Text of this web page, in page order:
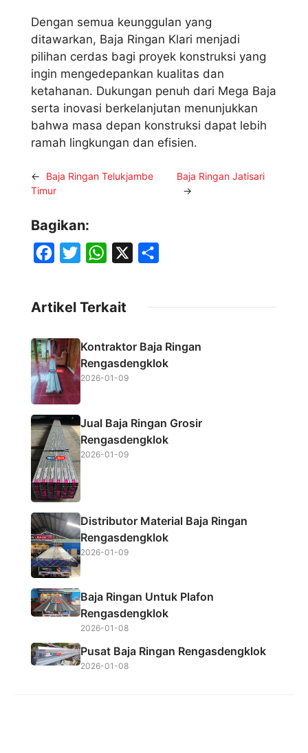
Dengan semua keunggulan yang
ditawarkan, Baja Ringan Klari menjadi
pilihan cerdas bagi proyek konstruksi yang
ingin mengedepankan kualitas dan
ketahanan. Dukungan penuh dari Mega Baja
serta inovasi berkelanjutan menunjukkan
bahwa masa depan konstruksi dapat lebih
ramah lingkungan dan efisien.
←
Baja Ringan Telukjambe
Timur
Baja Ringan Jatisari
→
Bagikan:
e
b
o
o
k
t
e
r
t
p
Artikel Terkait
Kontraktor Baja Ringan
Rengasdengklok
2026-01-09
Jual Baja Ringan Grosir
Rengasdengklok
2026-01-09
Distributor Material Baja Ringan
Rengasdengklok
2026-01-09
Baja Ringan Untuk Plafon
Rengasdengklok
2026-01-08
Pusat Baja Ringan Rengasdengklok
2026-01-08